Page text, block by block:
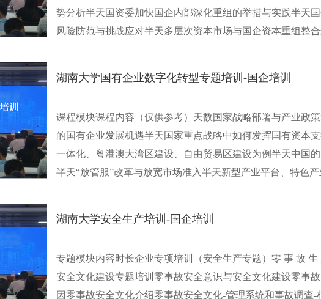
势分析半天国资委加快国企内部深化重组的举措与实践半天
风险防范与挑战应对半天多层次资本市场与国企资本重组整
改国企混改的···
湖南大学国有企业数字化转型专题培训-国企培训
课程模块课程内容（仅供参考）天数国家战略部署与产业政
的国有企业发展机遇半天国家重点战略中如何发挥国有资本
一体化、粤港澳大湾区建设、自由贸易区建设为例半天中国
半天“放管服”改革与放宽市场准入半天新型产业平台、特色
经济···
湖南大学安全生产培训-国企培训
专题模块内容时长企业专项培训（安全生产专题）零 事 故
安全文化建设专题培训零事故安全意识与安全文化建设零事
因零事故安全文化介绍零事故安全文化-管理系统和事故调查-